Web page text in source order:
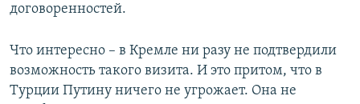
договоренностей.
Что интересно – в Кремле ни разу не подтвердили
возможность такого визита. И это притом, что в
Турции Путину ничего не угрожает. Она не